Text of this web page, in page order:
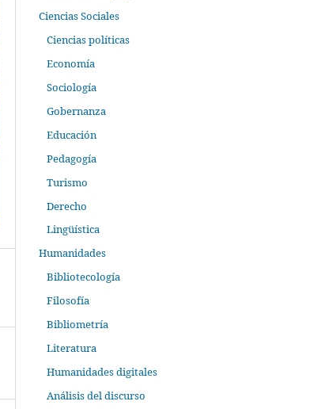
Ciencias Sociales
Ciencias políticas
Economía
Sociología
Gobernanza
Educación
Pedagogía
Turismo
Derecho
Lingüística
Humanidades
Bibliotecología
Filosofía
Bibliometría
Literatura
Humanidades digitales
Análisis del discurso